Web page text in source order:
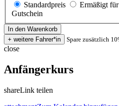
Standardpreis
Ermäßigt
Gutschein
Spare zusätzlich
close
Anfängerkurs
shareLink teilen